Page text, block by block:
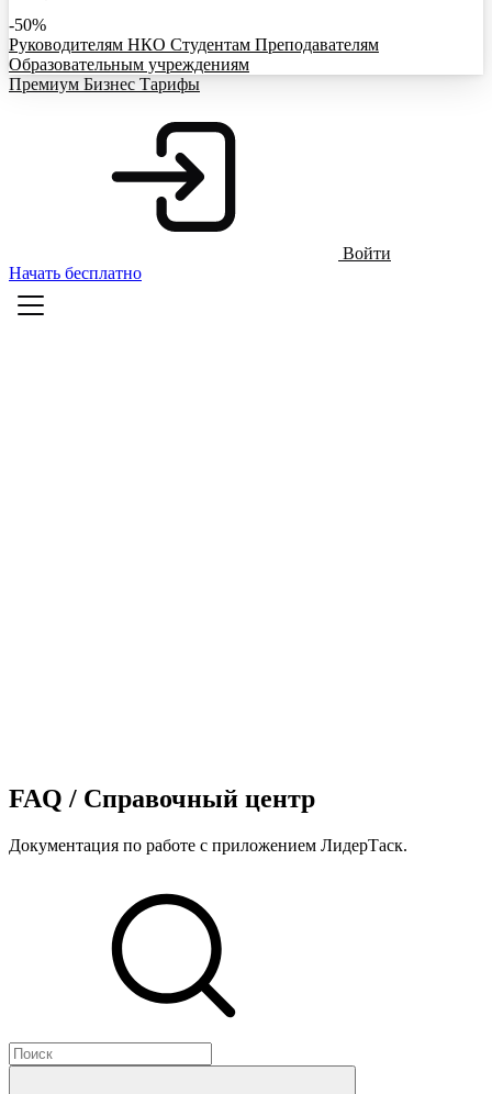
-50%
Руководителям НКО Студентам Преподавателям
Образовательным учреждениям
Премиум Бизнес Тарифы
Войти
Начать бесплатно
FAQ / Справочный центр
Документация по работе с приложением ЛидерТаск.